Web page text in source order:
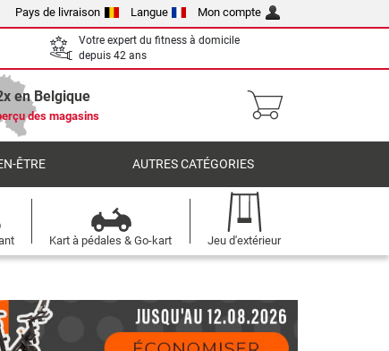
Pays de livraison Langue Mon compte
Votre expert du fitness à domicile
depuis 42 ans
en Belgique
des magasins
ÊTRE AUTRES CATÉGORIES
Kart à pédales & Go-kart Jeu d'extérieur